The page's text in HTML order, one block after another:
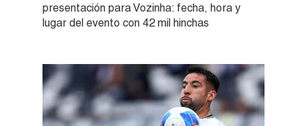
presentación para Vozinha: fecha, hora y
lugar del evento con 42 mil hinchas